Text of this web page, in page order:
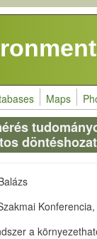
Maps
a